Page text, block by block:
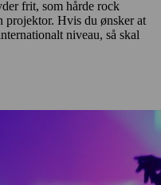
frit, som hårde rock
projektor. Hvis du ønsker at
niveau, så skal